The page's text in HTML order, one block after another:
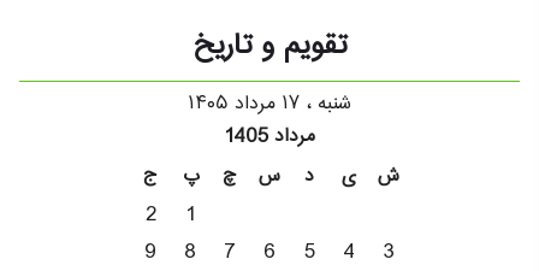
تقویم و تاریخ
شنبه ، ۱۷ مرداد ۱۴۰۵
مرداد 1405
ج
پ چ س د ی
ش
2
1
9
8 7 6 5 4
3